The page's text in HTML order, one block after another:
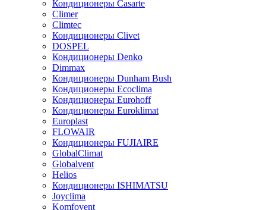
Кондиционеры Casarte
Climer
Climtec
Кондиционеры Clivet
DOSPEL
Кондиционеры Denko
Dimmax
Кондиционеры Dunham Bush
Кондиционеры Ecoclima
Кондиционеры Eurohoff
Кондиционеры Euroklimat
Europlast
FLOWAIR
Кондиционеры FUJIAIRE
GlobalClimat
Globalvent
Helios
Кондиционеры ISHIMATSU
Joyclima
Komfovent